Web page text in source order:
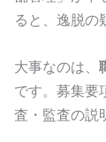
ると、逸脱の
大事なのは、
です。募集要
査・監査の説